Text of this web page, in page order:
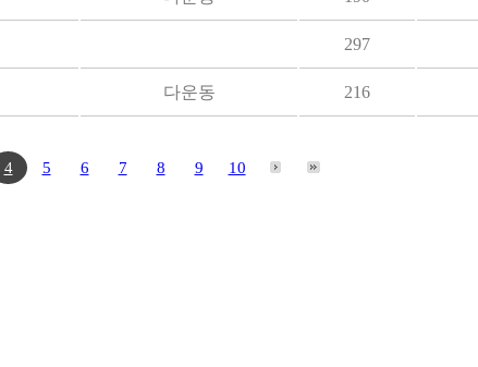
297
다운동 216
4 5 6 7 8 9 10